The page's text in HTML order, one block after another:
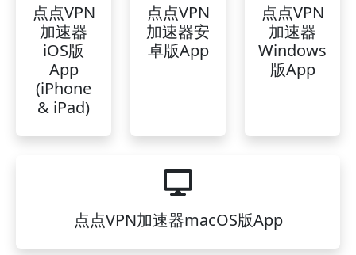
点点VPN
加速器
iOS版
App
(iPhone
& iPad)
点点VPN
加速器安
卓版App
点点VPN
加速器
Windows
版App
点点VPN加速器macOS版App